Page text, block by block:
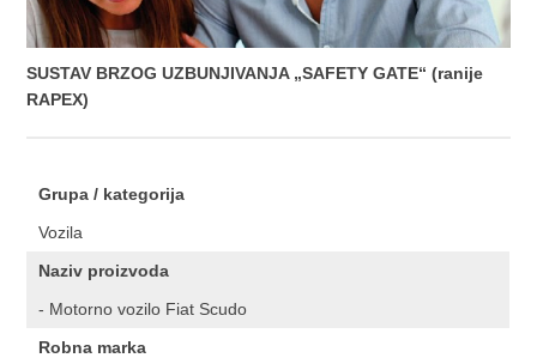
SUSTAV BRZOG UZBUNJIVANJA „SAFETY GATE“ (ranije
RAPEX)
Grupa / kategorija
Vozila
Naziv proizvoda
- Motorno vozilo Fiat Scudo
Robna marka